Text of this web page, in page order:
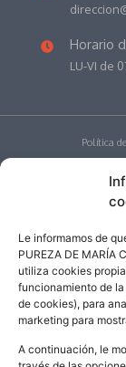
Le informamos de
PUREZA DE MARÍA
utiliza cookies
funcionamiento de
de cookies), para
marketing para
A continuación, le
Horario
LU-VI de
Política